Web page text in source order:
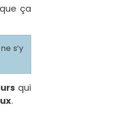
ça
s’y
qui
.